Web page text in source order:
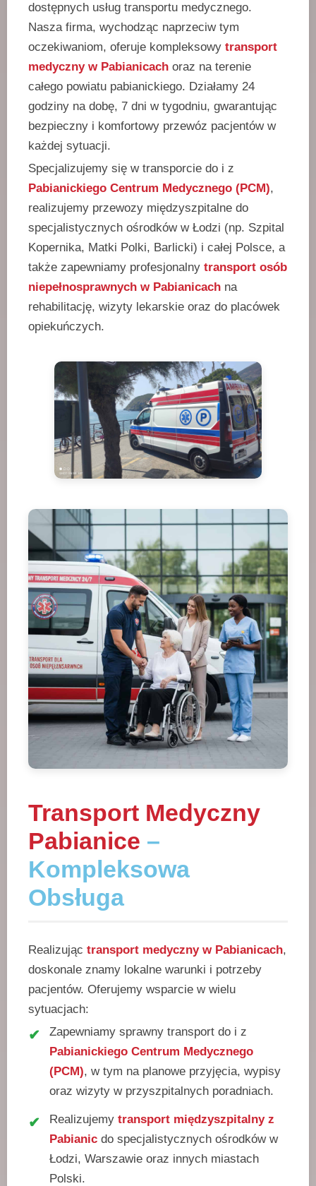
dostępnych usług transportu medycznego.
Nasza firma, wychodząc naprzeciw tym
oczekiwaniom, oferuje kompleksowy transport
medyczny w Pabianicach oraz na terenie
całego powiatu pabianickiego. Działamy 24
godziny na dobę, 7 dni w tygodniu, gwarantując
bezpieczny i komfortowy przewóz pacjentów w
każdej sytuacji.
Specjalizujemy się w transporcie do i z
Pabianickiego Centrum Medycznego (PCM),
realizujemy przewozy międzyszpitalne do
specjalistycznych ośrodków w Łodzi (np. Szpital
Kopernika, Matki Polki, Barlicki) i całej Polsce, a
także zapewniamy profesjonalny transport osób
niepełnosprawnych w Pabianicach na
rehabilitację, wizyty lekarskie oraz do placówek
opiekuńczych.
Transport Medyczny
Pabianice –
Kompleksowa
Obsługa
Realizując transport medyczny w Pabianicach,
doskonale znamy lokalne warunki i potrzeby
pacjentów. Oferujemy wsparcie w wielu
sytuacjach:
Zapewniamy sprawny transport do i z
Pabianickiego Centrum Medycznego
(PCM), w tym na planowe przyjęcia, wypisy
oraz wizyty w przyszpitalnych poradniach.
Realizujemy transport międzyszpitalny z
Pabianic do specjalistycznych ośrodków w
Łodzi, Warszawie oraz innych miastach
Polski.